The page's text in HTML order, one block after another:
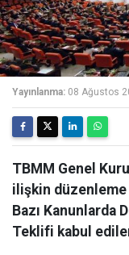
Yayınlanma: 08 Ağustos
TBMM Genel
ilişkin
Bazı Kanunlarda
Teklifi kabul